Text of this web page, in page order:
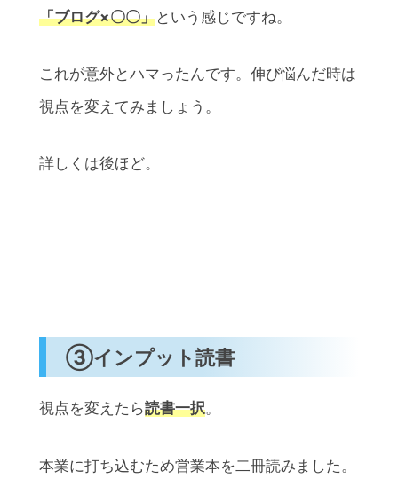
「ブログ×〇〇」という感じですね。
これが意外とハマったんです。伸び悩んだ時は
視点を変えてみましょう。
詳しくは後ほど。
③インプット読書
視点を変えたら読書一択。
本業に打ち込むため営業本を二冊読みました。